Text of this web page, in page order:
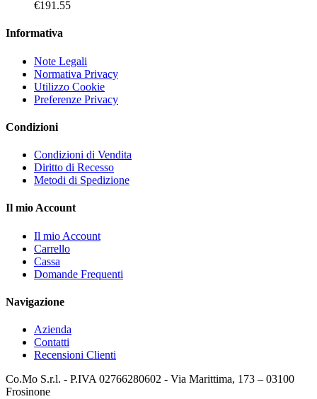
€191.55
Informativa
Note Legali
Normativa Privacy
Utilizzo Cookie
Preferenze Privacy
Condizioni
Condizioni di Vendita
Diritto di Recesso
Metodi di Spedizione
Il mio Account
Il mio Account
Carrello
Cassa
Domande Frequenti
Navigazione
Azienda
Contatti
Recensioni Clienti
Co.Mo S.r.l. - P.IVA 02766280602 - Via Marittima, 173 – 03100
Frosinone